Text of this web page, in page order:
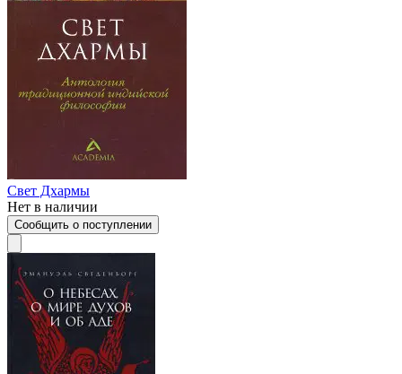
Свет Дхармы
Нет в наличии
Сообщить о поступлении